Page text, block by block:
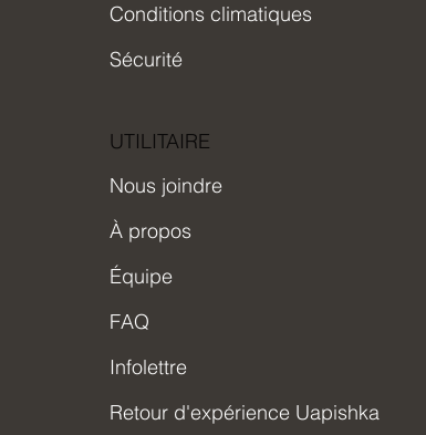
Conditions climatiques
Sécurité
UTILITAIRE
Nous joindre
À propos
Équipe
FAQ
Infolettre
Retour d'expérience Uapishka